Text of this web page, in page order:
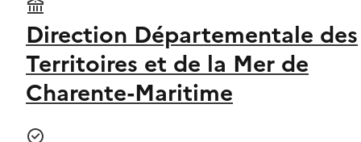
Direction Départementale des
Territoires et de la Mer de
Charente-Maritime